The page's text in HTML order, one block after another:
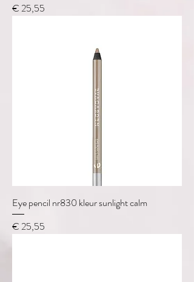
Prijs
€ 25,55
Eye pencil nr830 kleur sunlight calm
Prijs
€ 25,55